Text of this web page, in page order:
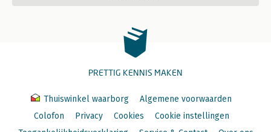
PRETTIG KENNIS MAKEN
Thuiswinkel waarborg
Algemene voorwaarden
Colofon
Privacy Cookies
Cookie instellingen